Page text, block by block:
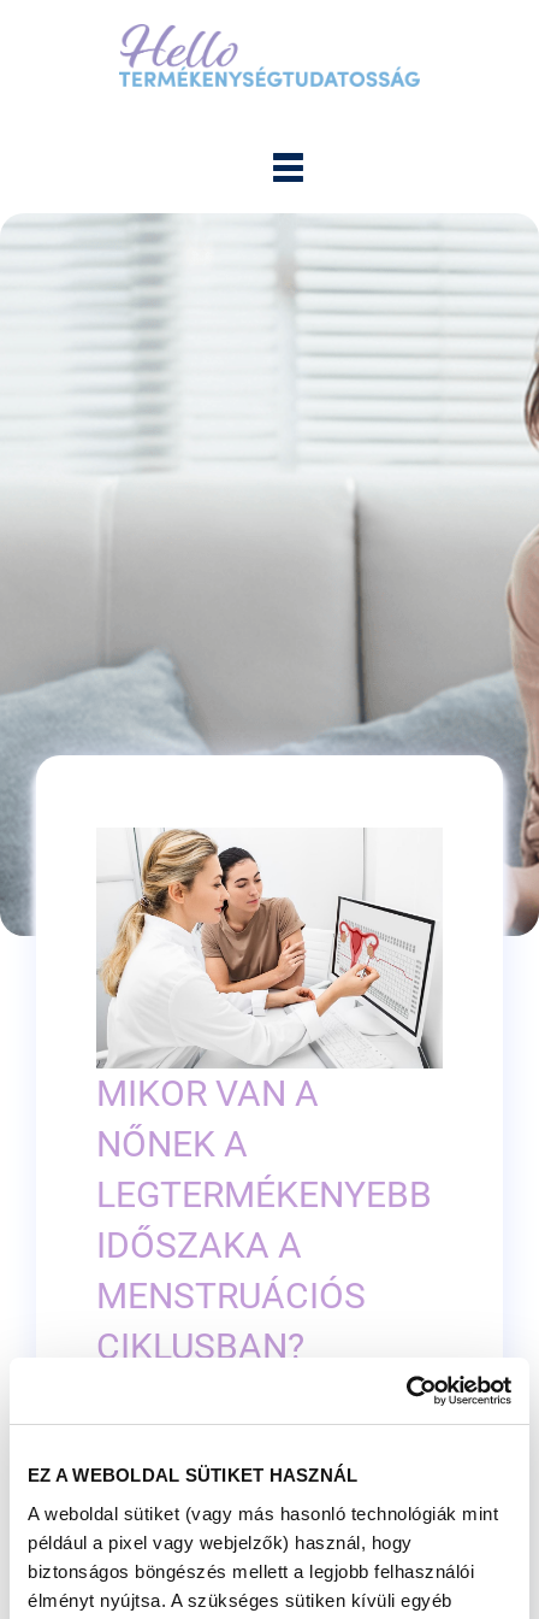
EZ A WEBOLDAL SÜTIKET HASZNÁL
A weboldal sütiket (vagy más hasonló technológiák mint
például a pixel vagy webjelzők) használ, hogy
biztonságos böngészés mellett a legjobb felhasználói
élményt nyújtsa. A szükséges sütiken kívüli egyéb
MIKOR VAN A
NŐNEK A
LEGTERMÉKENYEBB
IDŐSZAKA A
MENSTRUÁCIÓS
CIKLUSBAN?
termékenyek. Ezért, hogy tudd, mikor vagy a
megismerned, hogyan működik a tested, és
hogyan néz ki egy normális menstruációs
ciklus.
A menstruációs ciklusról bővebben korábbi